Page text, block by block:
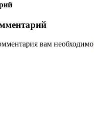
вам необходимо